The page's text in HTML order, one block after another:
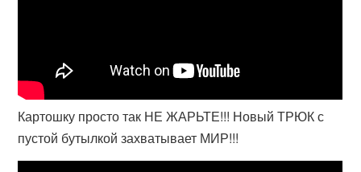
Картошку просто так НЕ ЖАРЬТЕ!!! Новый ТРЮК с
пустой бутылкой захватывает МИР!!!